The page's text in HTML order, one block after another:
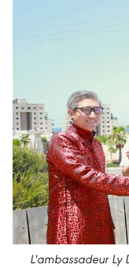
L'ambassadeur Ly